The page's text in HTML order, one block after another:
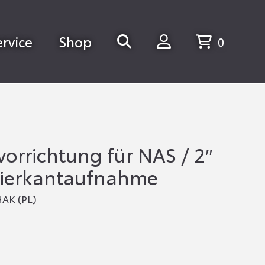
Shop 0
für NAS / 2″
(PL)